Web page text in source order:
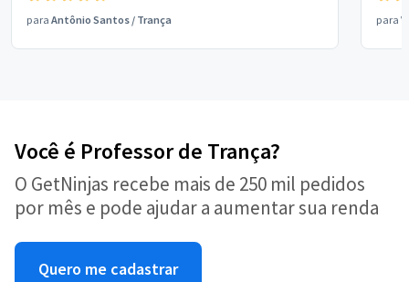
para Antônio Santos / Trança para
Você é Professor de Trança?
O GetNinjas recebe mais de 250 mil pedidos
por mês e pode ajudar a aumentar sua renda
Quero me cadastrar